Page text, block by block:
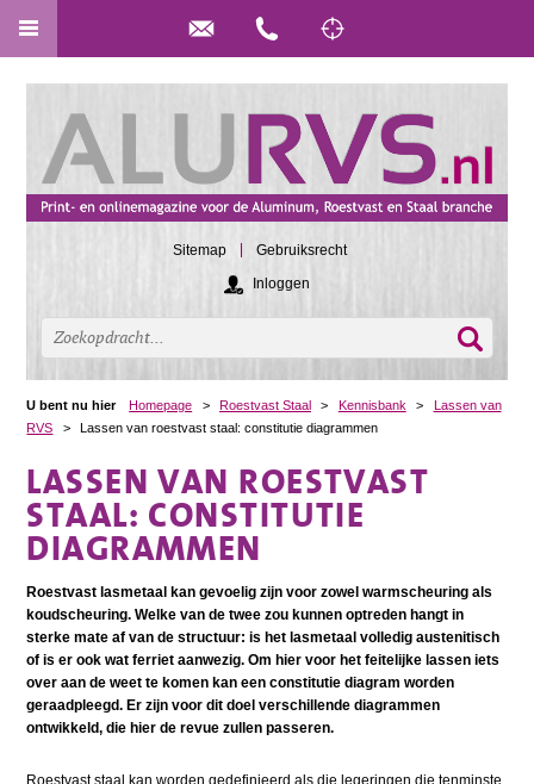
Sitemap
Gebruiksrecht
Inloggen
U bent nu hier Homepage > Roestvast Staal > Kennisbank >
Lassen van
RVS
> Lassen van roestvast staal: constitutie diagrammen
LASSEN VAN ROESTVAST
STAAL: CONSTITUTIE
DIAGRAMMEN
Roestvast lasmetaal kan gevoelig zijn voor zowel warmscheuring als
koudscheuring. Welke van de twee zou kunnen optreden hangt in
sterke mate af van de structuur: is het lasmetaal volledig austenitisch
of is er ook wat ferriet aanwezig. Om hier voor het feitelijke lassen iets
over aan de weet te komen kan een constitutie diagram worden
geraadpleegd. Er zijn voor dit doel verschillende diagrammen
ontwikkeld, die hier de revue zullen passeren.
Roestvast staal kan worden gedefinieerd als die legeringen die tenminste